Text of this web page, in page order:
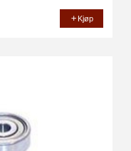
Kjøp